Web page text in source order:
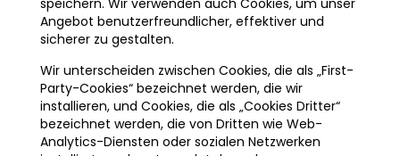
speichern. Wir verwenden auch Cookies, um unser
Angebot benutzerfreundlicher, effektiver und
sicherer zu gestalten.
Wir unterscheiden zwischen Cookies, die als „First-
Party-Cookies“ bezeichnet werden, die wir
installieren, und Cookies, die als „Cookies Dritter“
bezeichnet werden, die von Dritten wie Web-
Analytics-Diensten oder sozialen Netzwerken